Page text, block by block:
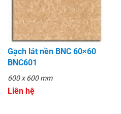
Gạch lát nền BNC 60×60
BNC601
600 x 600 mm
Liên hệ